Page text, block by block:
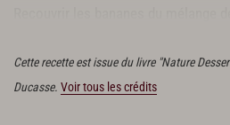
Cette recette est issue du livre "Nature
Ducasse. Voir tous les crédits